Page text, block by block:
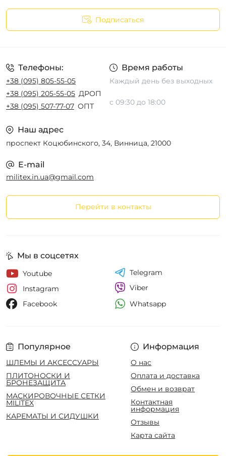
Подписаться
Телефоны:
+38 (095) 805-55-05
+38 (095) 205-55-05 ДРОП
+38 (095) 507-77-07 ОПТ
Время работы
Каждый день без выходных
с 09:30 до 18:00
Наш адрес
проспект Коцюбинского, 34, Винница, 21000
E-mail
militex.in.ua@gmail.com
Перейти в контакты
Популярное
ШЛЕМЫ И АКСЕССУАРЫ
ПЛИТОНОСКИ И
БРОНЕЗАЩИТА
МАСКИРОВОЧНЫЕ СЕТКИ
MILITEX
КАРЕМАТЫ И СИДУШКИ
Информация
О нас
Оплата и доставка
Обмен и возврат
Контактная
информация
Отзывы
Карта сайта
Мы в соцсетях
Youtube
Instagram
Facebook
Telegram
Viber
Whatsapp